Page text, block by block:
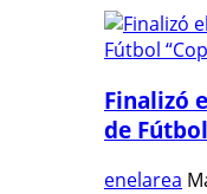
Finalizó
de
enelarea